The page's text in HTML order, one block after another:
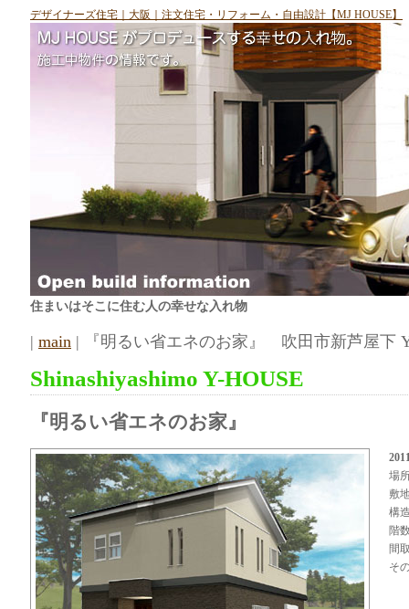
デザイナーズ住宅｜大阪｜注文住宅・リフォーム・自由設計【MJ HOUSE】
住まいはそこに住む人の幸せな入れ物
| main | 『明るい省エネのお家』 吹田市新芦屋下
Shinashiyashimo Y-HOUSE
『明るい省エネのお家』
場
敷
構
階
間
そ